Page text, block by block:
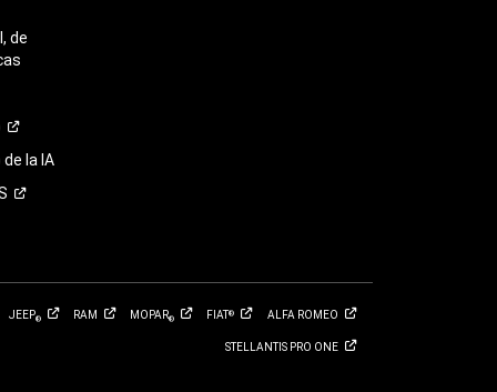
de
la IA
JEEP® RAM MOPAR® FIAT® ALFA ROMEO
STELLANTIS PRO ONE